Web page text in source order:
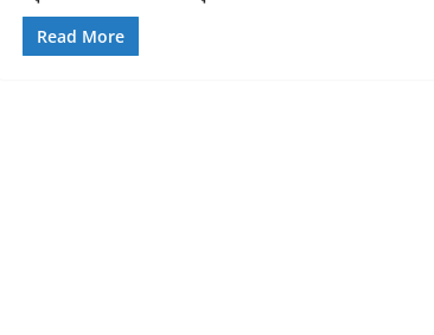
Read More